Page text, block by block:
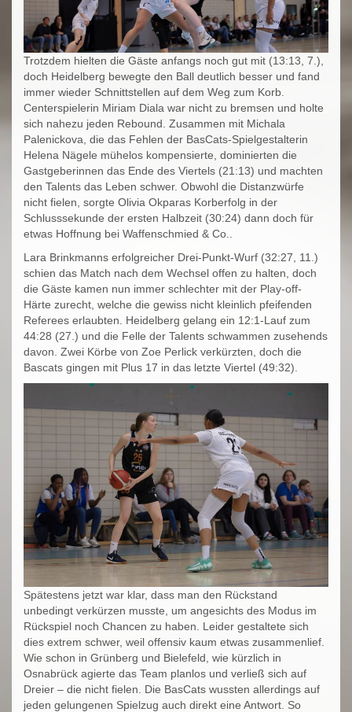
Trotzdem hielten die Gäste anfangs noch gut mit (13:13, 7.),
doch Heidelberg bewegte den Ball deutlich besser und fand
immer wieder Schnittstellen auf dem Weg zum Korb.
Centerspielerin Miriam Diala war nicht zu bremsen und holte
sich nahezu jeden Rebound. Zusammen mit Michala
Palenickova, die das Fehlen der BasCats-Spielgestalterin
Helena Nägele mühelos kompensierte, dominierten die
Gastgeberinnen das Ende des Viertels (21:13) und machten
den Talents das Leben schwer. Obwohl die Distanzwürfe
nicht fielen, sorgte Olivia Okparas Korberfolg in der
Schlusssekunde der ersten Halbzeit (30:24) dann doch für
etwas Hoffnung bei Waffenschmied & Co..
Lara Brinkmanns erfolgreicher Drei-Punkt-Wurf (32:27, 11.)
schien das Match nach dem Wechsel offen zu halten, doch
die Gäste kamen nun immer schlechter mit der Play-off-
Härte zurecht, welche die gewiss nicht kleinlich pfeifenden
Referees erlaubten. Heidelberg gelang ein 12:1-Lauf zum
44:28 (27.) und die Felle der Talents schwammen zusehends
davon. Zwei Körbe von Zoe Perlick verkürzten, doch die
Bascats gingen mit Plus 17 in das letzte Viertel (49:32).
Spätestens jetzt war klar, dass man den Rückstand
unbedingt verkürzen musste, um angesichts des Modus im
Rückspiel noch Chancen zu haben. Leider gestaltete sich
dies extrem schwer, weil offensiv kaum etwas zusammenlief.
Wie schon in Grünberg und Bielefeld, wie kürzlich in
Osnabrück agierte das Team planlos und verließ sich auf
Dreier – die nicht fielen. Die BasCats wussten allerdings auf
jeden gelungenen Spielzug auch direkt eine Antwort. So